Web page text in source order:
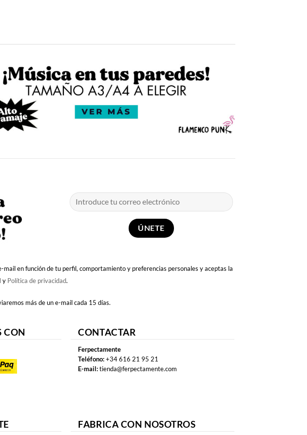
en función de tu perfil, comportamiento y preferencias personales y aceptas la
y Política de privacidad.
más de un e-mail cada 15 días.
CON CONTACTAR
Ferpectamente
Teléfono:+34 616 21 95 21
E-mail:tienda@ferpectamente.com
FABRICA CON NOSOTROS